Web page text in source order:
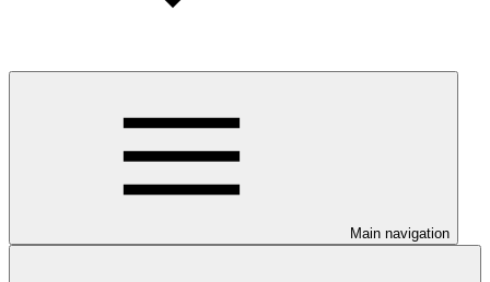
Main navigation